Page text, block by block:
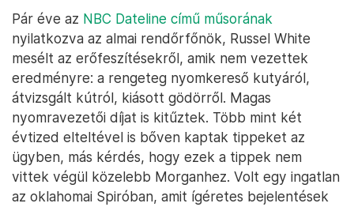
Pár éve az NBC Dateline című műsorának
nyilatkozva az almai rendőrfőnök, Russel White
mesélt az erőfeszítésekről, amik nem vezettek
eredményre: a rengeteg nyomkereső kutyáról,
átvizsgált kútról, kiásott gödörről. Magas
nyomravezetői díjat is kitűztek. Több mint két
évtized elteltével is bőven kaptak tippeket az
ügyben, más kérdés, hogy ezek a tippek nem
vittek végül közelebb Morganhez. Volt egy ingatlan
az oklahomai Spiróban, amit ígéretes bejelentések